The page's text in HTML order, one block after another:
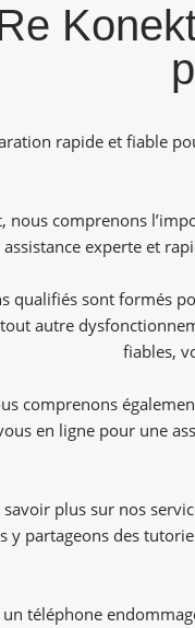
rapide et fiable
nous comprenons
assistance experte et
qualifiés sont formés
autre
fiables,
comprenons
en ligne pour une
savoir plus sur nos
y partageons des
un téléphone